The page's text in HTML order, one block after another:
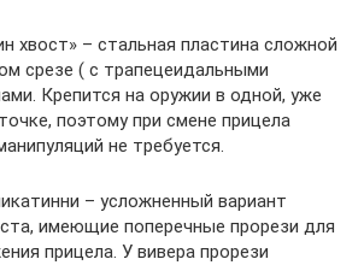
хвост» – стальная пластина сложной
срезе ( с трапецеидальными
Крепится на оружии в одной, уже
поэтому при смене прицела
не требуется.
– усложненный вариант
имеющие поперечные прорези для
прицела. У вивера прорези